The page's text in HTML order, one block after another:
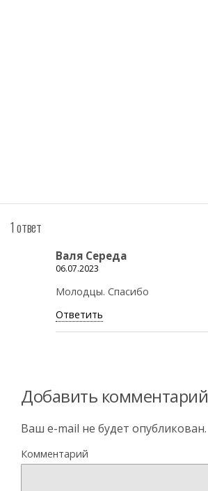
1 ответ
Валя Середа
06.07.2023
Молодцы. Спасибо
Ответить
Добавить комментарий
Ваш e-mail не будет опубликован.
Комментарий